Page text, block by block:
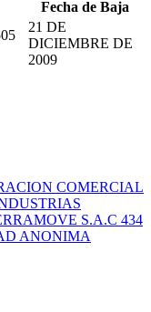
Fecha de Baja
21 DE
DICIEMBRE DE
2009
COMERCIAL
S.A.C 434
ANONIMA